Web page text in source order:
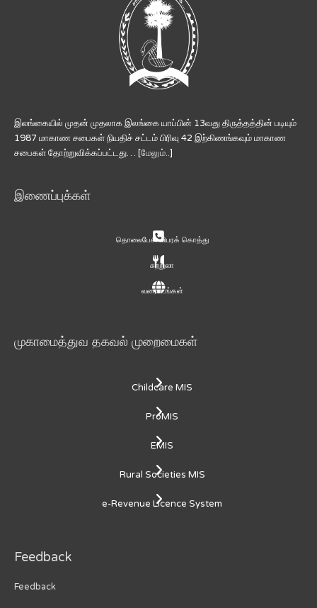
இலங்கையில் முதன் முதலாக இலங்கை யாப்பின் 13வது திருத்தத்தின் படியும்
1987 மாகாண சபைகள் நியதிச் சட்டம் பிரிவு 42 இற்கிணங்கவும் மாகாண
சபைகள் தோற்றுவிக்கப்பட்டது… [மேலும்..]
இணைப்புக்கள்
தொலைபேசி விபரக் கொத்து
சுற்றுலா
வரைபடங்கள்
முகாமைத்துவ தகவல் முறைமைகள்
Childcare MIS
ProMIS
EMIS
Rural Societies MIS
e-Revenue Licence System
Feedback
Feedback